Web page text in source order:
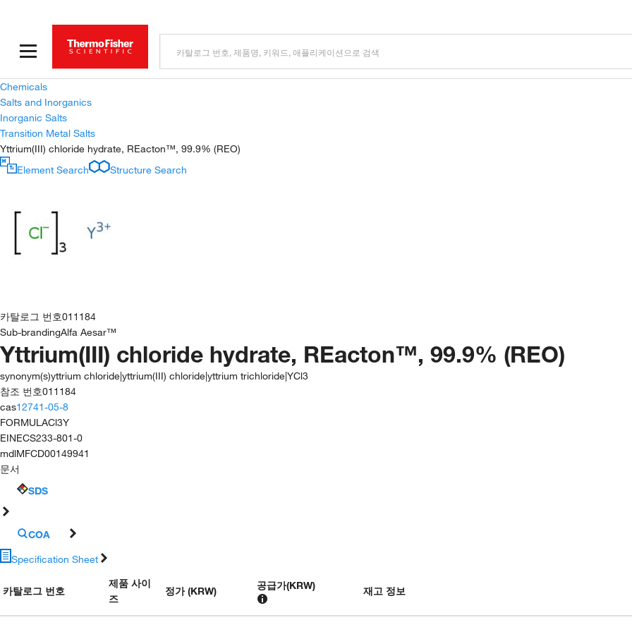
Chemicals
Salts and Inorganics
Inorganic Salts
Transition Metal Salts
Yttrium(III) chloride hydrate, REacton™, 99.9% (REO)
Element Search
Structure Search
카탈로그 번호011184
Sub-brandingAlfa Aesar™
Yttrium(III) chloride hydrate, REacton™, 99.9% (REO)
synonym(s)yttrium chloride|yttrium(III) chloride|yttrium trichloride|YCl3
참조 번호011184
cas12741-05-8
FORMULACl3Y
EINECS233-801-0
mdlMFCD00149941
문서
SDS
COA
Specification Sheet
카탈로그 번호
제품 사이
즈
정가 (KRW) 공급가(KRW) 재고 정보